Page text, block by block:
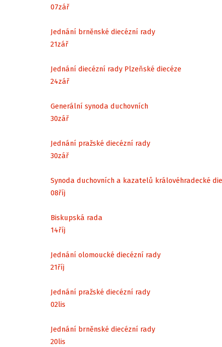
07zář
Jednání brněnské diecézní rady
21zář
Jednání diecézní rady Plzeňské diecéze
24zář
Generální synoda duchovních
30zář
Jednání pražské diecézní rady
30zář
Synoda duchovních a kazatelů královéhradecké
08říj
Biskupská rada
14říj
Jednání olomoucké diecézní rady
21říj
Jednání pražské diecézní rady
02lis
Jednání brněnské diecézní rady
20lis